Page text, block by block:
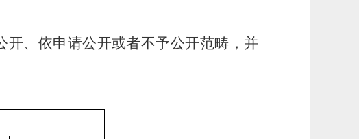
、依申请公开或者不予公开范畴，并